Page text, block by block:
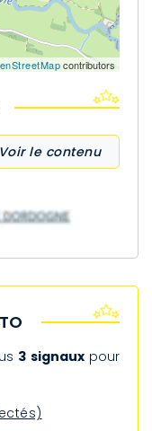
contributors
Voir le contenu
3 signauxpour